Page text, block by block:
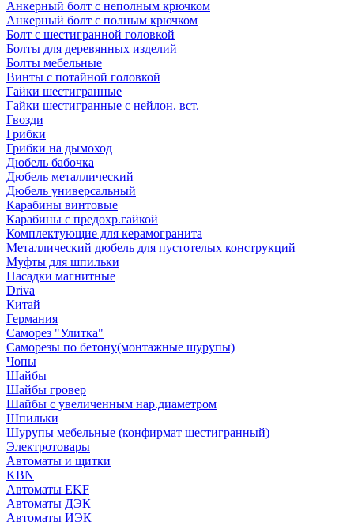
Анкерный болт с неполным крючком
Анкерный болт с полным крючком
Болт с шестигранной головкой
Болты для деревянных изделий
Болты мебельные
Винты с потайной головкой
Гайки шестигранные
Гайки шестигранные с нейлон. вст.
Гвозди
Грибки
Грибки на дымоход
Дюбель бабочка
Дюбель металлический
Дюбель универсальный
Карабины винтовые
Карабины с предохр.гайкой
Комплектующие для керамогранита
Металлический дюбель для пустотелых конструкций
Муфты для шпильки
Насадки магнитные
Driva
Китай
Германия
Саморез "Улитка"
Саморезы по бетону(монтажные шурупы)
Чопы
Шайбы
Шайбы гровер
Шайбы с увеличенным нар.диаметром
Шпильки
Шурупы мебельные (конфирмат шестигранный)
Электротовары
Автоматы и щитки
KBN
Автоматы EKF
Автоматы ДЭК
Автоматы ИЭК